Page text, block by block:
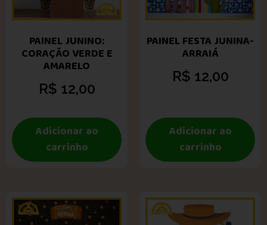
PAINEL JUNINO:
CORAÇÃO VERDE E
AMARELO
R$ 12,00
Adicionar ao
carrinho
PAINEL FESTA JUNINA-
ARRAIÁ
R$ 12,00
Adicionar ao
carrinho